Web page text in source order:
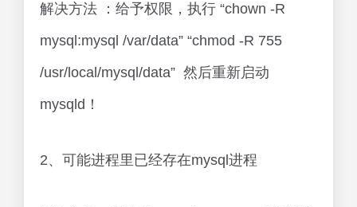
解决方法 ：给予权限，执行 “chown -R
mysql:mysql /var/data” “chmod -R 755
/usr/local/mysql/data” 然后重新启动
mysqld！
2、可能进程里已经存在mysql进程